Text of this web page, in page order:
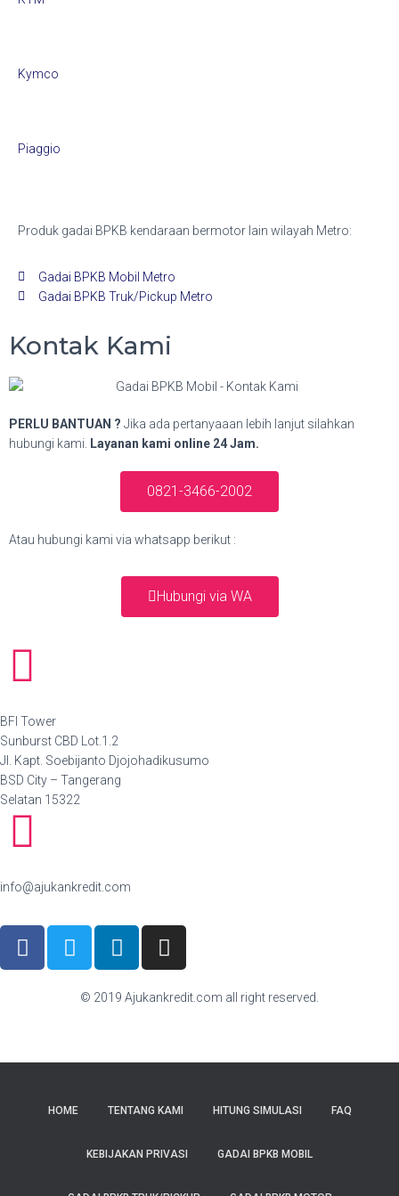
Kymco
Piaggio
Produk gadai BPKB kendaraan bermotor lain wilayah Metro:
Gadai BPKB Mobil Metro
Gadai BPKB Truk/Pickup Metro
Kontak Kami
PERLU BANTUAN ? Jika ada pertanyaaan lebih lanjut silahkan
hubungi kami. Layanan kami online 24 Jam.
0821-3466-2002
Atau hubungi kami via whatsapp berikut :
Hubungi via WA
BFI Tower
Sunburst CBD Lot.1.2
Jl. Kapt. Soebijanto Djojohadikusumo
BSD City – Tangerang
Selatan 15322
info@ajukankredit.com
© 2019 Ajukankredit.com all right reserved.
HOME TENTANG KAMI HITUNG SIMULASI FAQ
KEBIJAKAN PRIVASI GADAI BPKB MOBIL